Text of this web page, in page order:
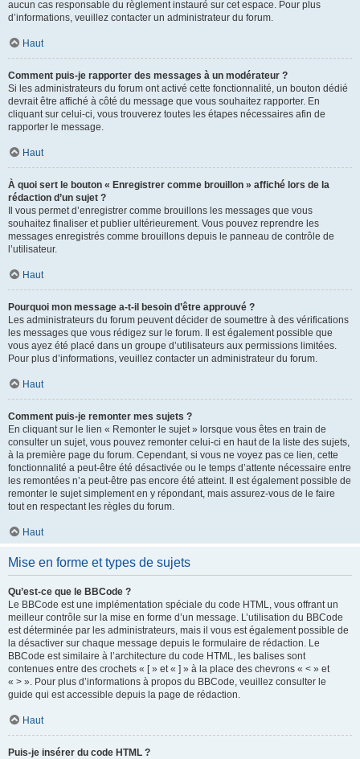
aucun cas responsable du règlement instauré sur cet espace. Pour plus
d’informations, veuillez contacter un administrateur du forum.
Haut
Comment puis-je rapporter des messages à un modérateur ?
Si les administrateurs du forum ont activé cette fonctionnalité, un bouton dédié
devrait être affiché à côté du message que vous souhaitez rapporter. En
cliquant sur celui-ci, vous trouverez toutes les étapes nécessaires afin de
rapporter le message.
Haut
À quoi sert le bouton « Enregistrer comme brouillon » affiché lors de la
rédaction d’un sujet ?
Il vous permet d’enregistrer comme brouillons les messages que vous
souhaitez finaliser et publier ultérieurement. Vous pouvez reprendre les
messages enregistrés comme brouillons depuis le panneau de contrôle de
l’utilisateur.
Haut
Pourquoi mon message a-t-il besoin d’être approuvé ?
Les administrateurs du forum peuvent décider de soumettre à des vérifications
les messages que vous rédigez sur le forum. Il est également possible que
vous ayez été placé dans un groupe d’utilisateurs aux permissions limitées.
Pour plus d’informations, veuillez contacter un administrateur du forum.
Haut
Comment puis-je remonter mes sujets ?
En cliquant sur le lien « Remonter le sujet » lorsque vous êtes en train de
consulter un sujet, vous pouvez remonter celui-ci en haut de la liste des sujets,
à la première page du forum. Cependant, si vous ne voyez pas ce lien, cette
fonctionnalité a peut-être été désactivée ou le temps d’attente nécessaire entre
les remontées n’a peut-être pas encore été atteint. Il est également possible de
remonter le sujet simplement en y répondant, mais assurez-vous de le faire
tout en respectant les règles du forum.
Haut
Mise en forme et types de sujets
Qu’est-ce que le BBCode ?
Le BBCode est une implémentation spéciale du code HTML, vous offrant un
meilleur contrôle sur la mise en forme d’un message. L’utilisation du BBCode
est déterminée par les administrateurs, mais il vous est également possible de
la désactiver sur chaque message depuis le formulaire de rédaction. Le
BBCode est similaire à l’architecture du code HTML, les balises sont
contenues entre des crochets « [ » et « ] » à la place des chevrons « < » et
« > ». Pour plus d’informations à propos du BBCode, veuillez consulter le
guide qui est accessible depuis la page de rédaction.
Haut
Puis-je insérer du code HTML ?